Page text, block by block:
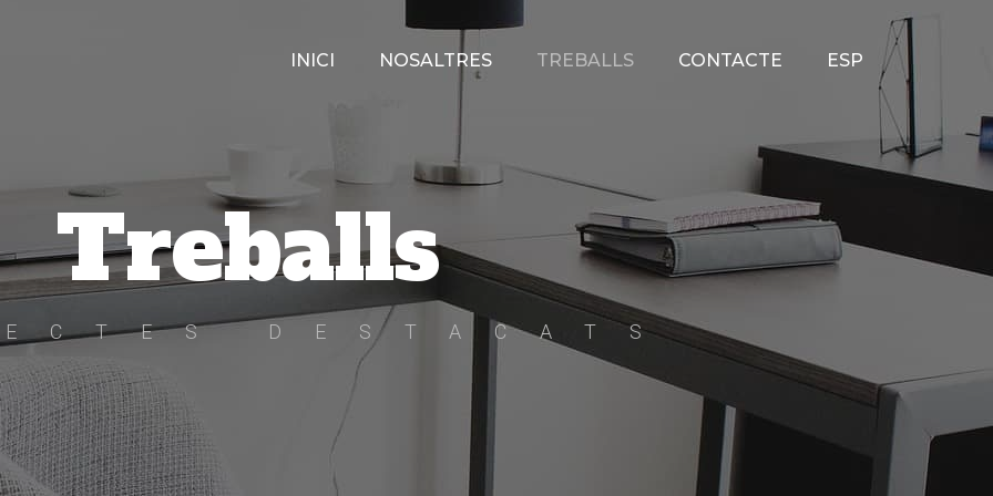
INICI NOSALTRES TREBALLS CONTACTE ESP
Treballs
DESTACATS